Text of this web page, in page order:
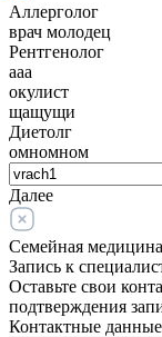
Аллерголог
врач молодец
Рентгенолог
ааа
окулист
щащущи
Диетолг
омномном
Далее
Семейная медицина
Запись к
Оставьте свои
подтверждения
Контактные данные